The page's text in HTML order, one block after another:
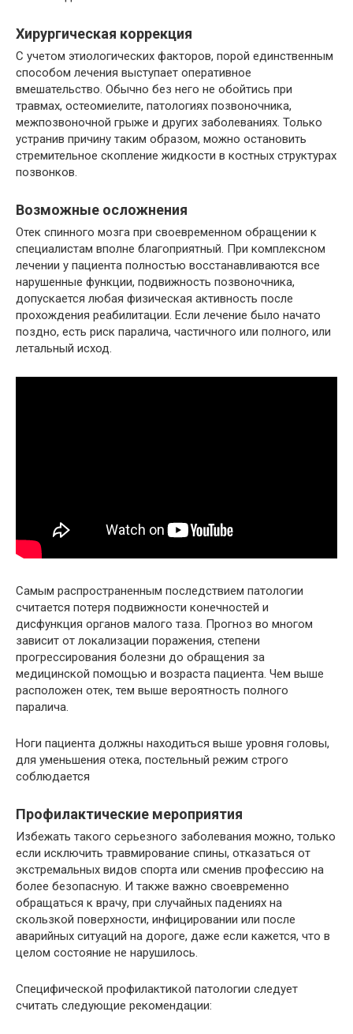
Хирургическая коррекция
С учетом этиологических факторов, порой единственным
способом лечения выступает оперативное
вмешательство. Обычно без него не обойтись при
травмах, остеомиелите, патологиях позвоночника,
межпозвоночной грыже и других заболеваниях. Только
устранив причину таким образом, можно остановить
стремительное скопление жидкости в костных структурах
позвонков.
Возможные осложнения
Отек спинного мозга при своевременном обращении к
специалистам вполне благоприятный. При комплексном
лечении у пациента полностью восстанавливаются все
нарушенные функции, подвижность позвоночника,
допускается любая физическая активность после
прохождения реабилитации. Если лечение было начато
поздно, есть риск паралича, частичного или полного, или
летальный исход.
Самым распространенным последствием патологии
считается потеря подвижности конечностей и
дисфункция органов малого таза. Прогноз во многом
зависит от локализации поражения, степени
прогрессирования болезни до обращения за
медицинской помощью и возраста пациента. Чем выше
расположен отек, тем выше вероятность полного
паралича.
Ноги пациента должны находиться выше уровня головы,
для уменьшения отека, постельный режим строго
соблюдается
Профилактические мероприятия
Избежать такого серьезного заболевания можно, только
если исключить травмирование спины, отказаться от
экстремальных видов спорта или сменив профессию на
более безопасную. И также важно своевременно
обращаться к врачу, при случайных падениях на
скользкой поверхности, инфицировании или после
аварийных ситуаций на дороге, даже если кажется, что в
целом состояние не нарушилось.
Специфической профилактикой патологии следует
считать следующие рекомендации: